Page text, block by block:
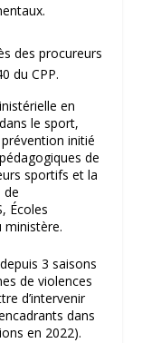
des procureurs
du CPP.
en
le sport,
initié
de
sportifs et la
de
Écoles
ministère.
3 saisons
de violences
d’intervenir
dans
en 2022).